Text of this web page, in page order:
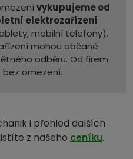
vykupujeme od
elektrozařízení
mobilní telefony).
mohou občané
odběru. Od firem
bez omezení.
i přehled dalších
z našeho ceníku.